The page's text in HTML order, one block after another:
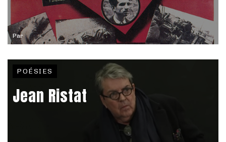
Par
POÉSIES
Jean Ristat